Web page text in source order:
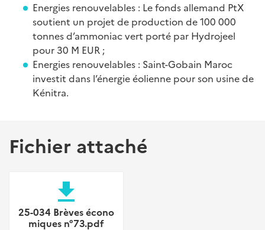
Energies renouvelables : Le fonds allemand PtX
soutient un projet de production de 100 000
tonnes d’ammoniac vert porté par Hydrojeel
pour 30 M EUR ;
Energies renouvelables : Saint-Gobain Maroc
investit dans l’énergie éolienne pour son usine de
Kénitra.
Fichier attaché
file_download
25-034 Brèves écono
miques n°73.pdf